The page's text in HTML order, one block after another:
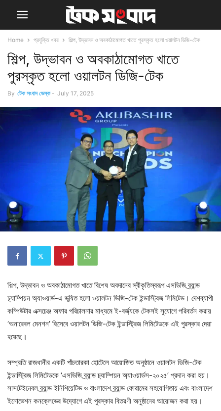
Home প্রযুক্তি খবর শিল্প, উদ্ভাবন ও অবকাঠামোগত খাতে পুরস্কৃত হলো ওয়ালটন ডিজি-টেক
শিল্প, উদ্ভাবন ও অবকাঠামোগত খাতে
পুরস্কৃত হলো ওয়ালটন ডিজি-টেক
By টেক সংবাদ ডেস্ক - July 17, 2025
শিল্প, উদ্ভাবন ও অবকাঠামোগত খাতে বিশেষ অবদানের স্বীকৃতিস্বরূপ এসডিজি ব্র্যান্ড
চ্যাম্পিয়ন অ্যাওয়ার্ড-এ ভূষিত হলো ওয়ালটন ডিজি-টেক ইন্ডাস্ট্রিজ লিমিটেড। দেশব্যাপী
কম্পিউটার এক্সচেঞ্জ অফার পরিচালনার মাধ্যমে ই-বর্জ্যকে টেকসই সুযোগে পরিবর্তন করায়
‘অনারেবল মেনশন’ হিসেবে ওয়ালটন ডিজি-টেক ইন্ডাস্ট্রিজ লিমিটেডকে এই পুরস্কার দেয়া
হয়েছে।
সম্প্রতি রাজধানীর একটি পাঁচতারকা হোটেলে আয়োজিত অনুষ্ঠানে ওয়ালটন ডিজি-টেক
ইন্ডাস্ট্রিজ লিমিটেডকে ‘এসডিজি ব্র্যান্ড চ্যাম্পিয়ন অ্যাওয়ার্ডস-২০২৫’ প্রদান করা হয়।
সাসটেইনেবল ব্র্যান্ড ইনিশিয়েটিভ ও বাংলাদেশ ব্র্যান্ড ফোরামের সহযোগিতায় এবং বাংলাদেশ
ইনোভেশন কনক্লেভের উদ্যোগে এই পুরস্কার বিতরণী অনুষ্ঠানের আয়োজন করা হয়।